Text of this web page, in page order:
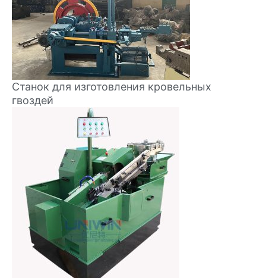
Станок для изготовления кровельных
гвоздей